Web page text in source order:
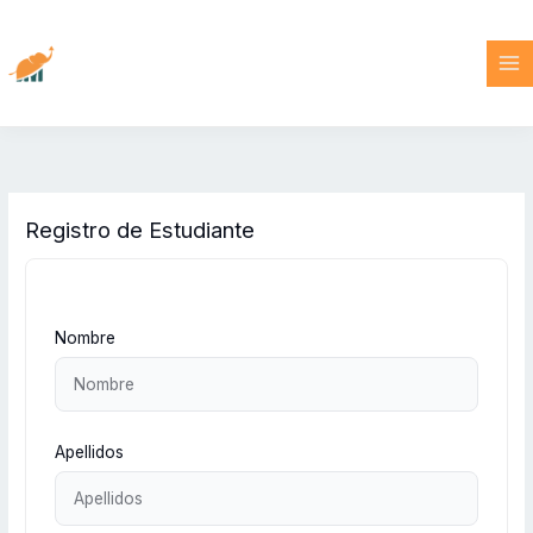
contenido
Registro de Estudiante
Nombre
Apellidos